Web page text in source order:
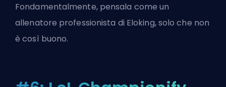
Fondamentalmente, pensala comeun
allenatore professionista di Eloking, solo che non
è così buono.